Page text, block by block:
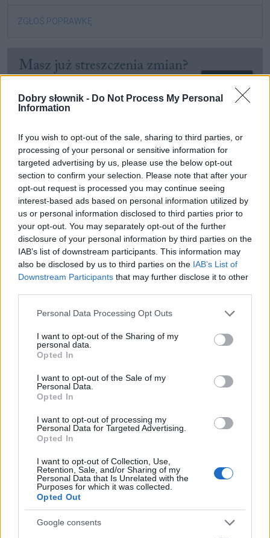
Dobry słownik - Do Not Process My Personal
Information
If you wish to opt-out of the sale, sharing to third parties, or
processing of your personal or sensitive information for
targeted advertising by us, please use the below opt-out
section to confirm your selection. Please note that after your
opt-out request is processed you may continue seeing
interest-based ads based on personal information utilized by
us or personal information disclosed to third parties prior to
your opt-out. You may separately opt-out of the further
disclosure of your personal information by third parties on the
IAB’s list of downstream participants. This information may
also be disclosed by us to third parties on the IAB’s List of
Downstream Participants that may further disclose it to other
Please note that this website/app uses one or more Google
not limited to your visit or usage behaviour. You may click to
grant or deny consent to Google and its third-party tags to
use your data for below specified purposes in below Google
consent section.
Personal Data Processing Opt Outs
I want to opt-out of the Sharing of my
personal data.
Opted In
I want to opt-out of the Sale of my
Personal Data.
Opted In
I want to opt-out of processing my
Personal Data for Targeted Advertising.
Opted In
I want to opt-out of Collection, Use,
Retention, Sale, and/or Sharing of my
Personal Data that Is Unrelated with the
Purposes for which it was collected.
Opted Out
Google consents
ZGŁOŚ POPRAWKĘ
Pozostały wątpliwości? Brakuje czegoś w haśle?
Zobacz, co zyskują abonenci Dobrego słownika.
SPRAWDŹ
Często sprawdzane
Problemy z rodzajem gramatycznym
Ortografia:w porzoczywporzo?
O szyku słówka
Ciekawostki
— Pochodzenie
gimnazjum— Co w gimnazjum piszczało
Mogą Cię zainteresować również hasła